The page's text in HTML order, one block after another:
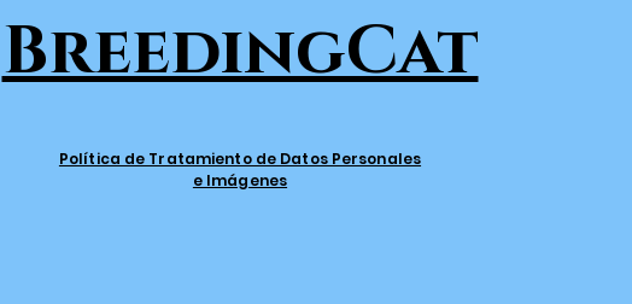
BreedingCat
Política de Tratamiento de Datos Personales
e Imágenes